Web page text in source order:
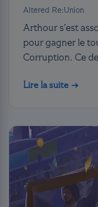
Altered Re:Union
Arthour s’est
pour gagner le
Corruption. Ce
Lire la suite →